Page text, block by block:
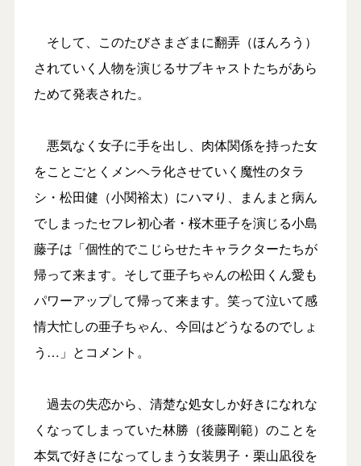
そして、このたびさまざまに翻弄（ほんろう）
されていく人物を演じるサブキャストたちがあら
ためて発表された。
悪気なく女子に手を出し、肉体関係を持った女
をことごとくメンヘラ化させていく魔性のタラ
シ・松田健（小関裕太）にハマり、まんまと病ん
でしまったセフレ初心者・桜木亜子を演じる小島
藤子は「個性的でこじらせたキャラクターたちが
帰って来ます。そして亜子ちゃんの松田くん愛も
パワーアップして帰って来ます。笑って泣いて感
情大忙しの亜子ちゃん、今回はどうなるのでしょ
う…」とコメント。
過去の失恋から、清楚な処女しか好きになれな
くなってしまっていた林勝（後藤剛範）のことを
本気で好きになってしまう女装男子・栗山凪役を